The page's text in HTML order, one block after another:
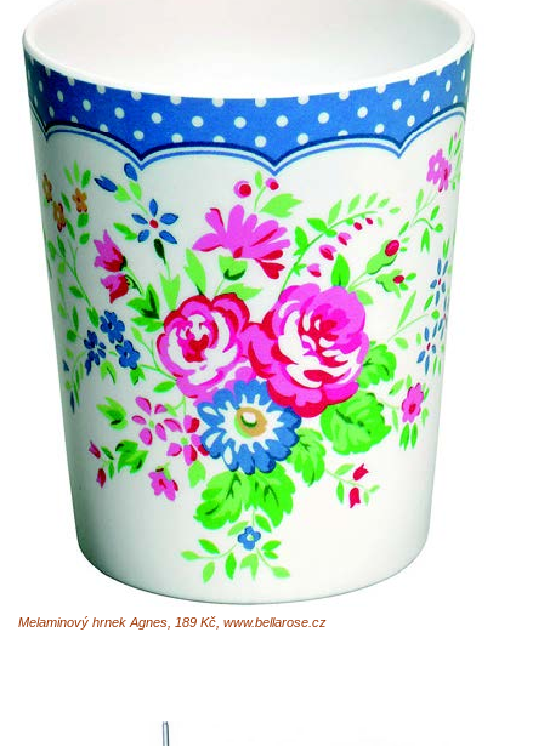
Melaminový hrnek Agnes, 189 Kč, www.bellarose.cz